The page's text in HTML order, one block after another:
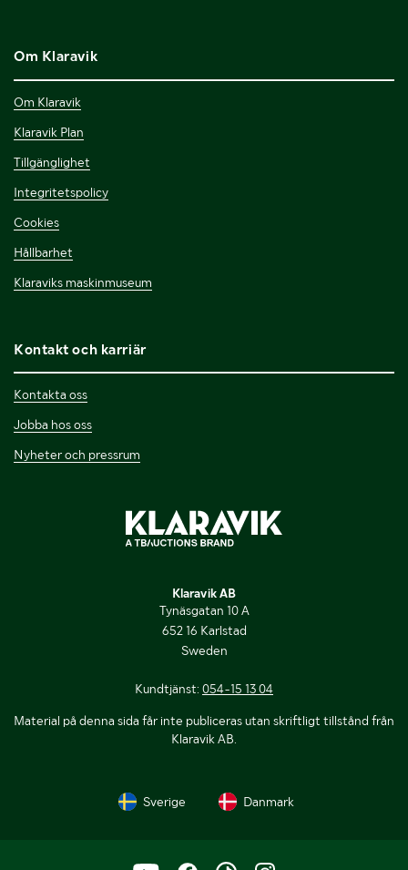
Om Klaravik
Om Klaravik
Klaravik Plan
Tillgänglighet
Integritetspolicy
Cookies
Hållbarhet
Klaraviks maskinmuseum
Kontakt och karriär
Kontakta oss
Jobba hos oss
Nyheter och pressrum
Klaravik AB
Tynäsgatan 10 A
652 16 Karlstad
Sweden
Kundtjänst: 054-15 13 04
Material på denna sida får inte publiceras utan skriftligt tillstånd från
Klaravik AB.
Sverige Danmark